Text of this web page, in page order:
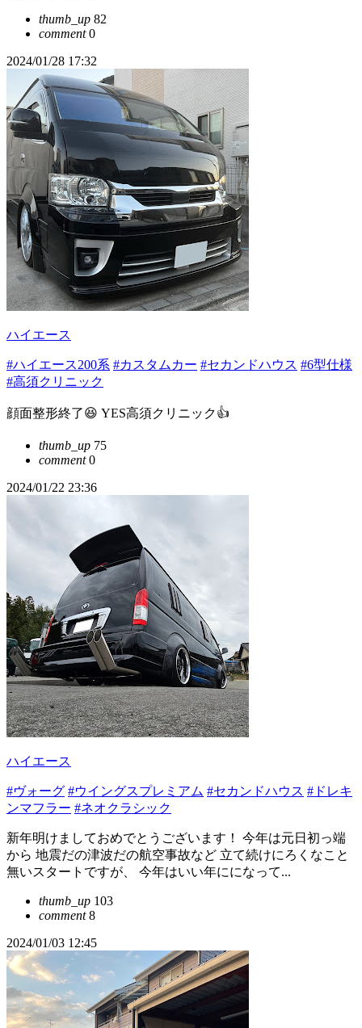
thumb_up 82
comment0
2024/01/28 17:32
ハイエース
#ハイエース200系 #カスタムカー #セカンドハウス #6型仕様
#高須クリニック
顔面整形終了😆 YES高須クリニック👍
thumb_up 75
comment0
2024/01/22 23:36
ハイエース
#ヴォーグ #ウイングスプレミアム #セカンドハウス #ドレキ
ンマフラー #ネオクラシック
新年明けましておめでとうございます！ 今年は元日初っ端
から 地震だの津波だの航空事故など 立て続けにろくなこと
無いスタートですが、 今年はいい年にになって...
thumb_up 103
comment8
2024/01/03 12:45